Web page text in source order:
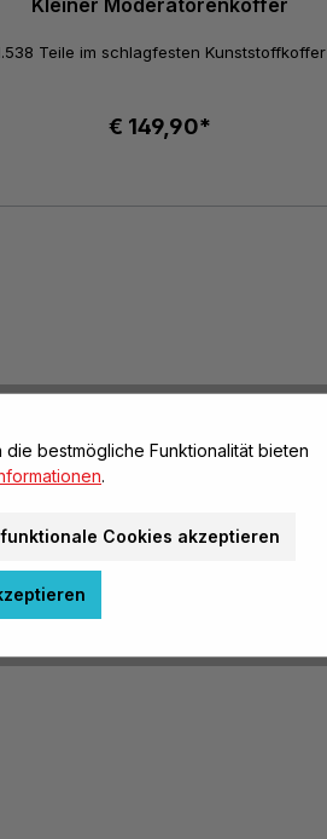
Teile im schlagfesten Kunststoffkoffer
€ 149,90*
bestmögliche Funktionalität bieten
.
Cookies akzeptieren